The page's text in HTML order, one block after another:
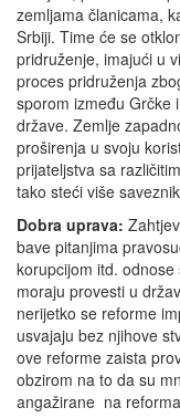
zemljama članicama,
Srbiji. Time će se
pridruženje, imajući u
proces pridruženja
sporom između Grčke
države. Zemlje
proširenja u svoju
prijateljstva sa
tako steći više
Dobra uprava:
bave pitanjima
korupcijom itd.
moraju provesti u
nerijetko se reforme
usvajaju bez njihove
ove reforme zaista
obzirom na to da su
angažirane na